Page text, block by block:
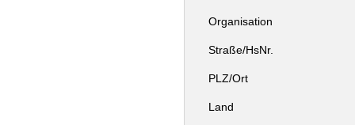
Organisation
Straße/HsNr.
PLZ/Ort
Land